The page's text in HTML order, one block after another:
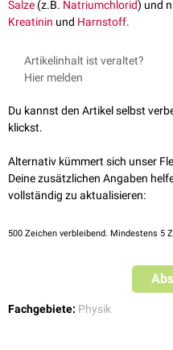
Salze (z.B. Natriumchlorid) und
Kreatinin und Harnstoff.
Artikelinhalt ist veraltet?
Hier melden
Du kannst den Artikel selbst
klickst.
Alternativ kümmert sich unser
Deine zusätzlichen Angaben
vollständig zu aktualisieren:
500 Zeichen verbleibend. Mindestens 5
Fachgebiete: Physik